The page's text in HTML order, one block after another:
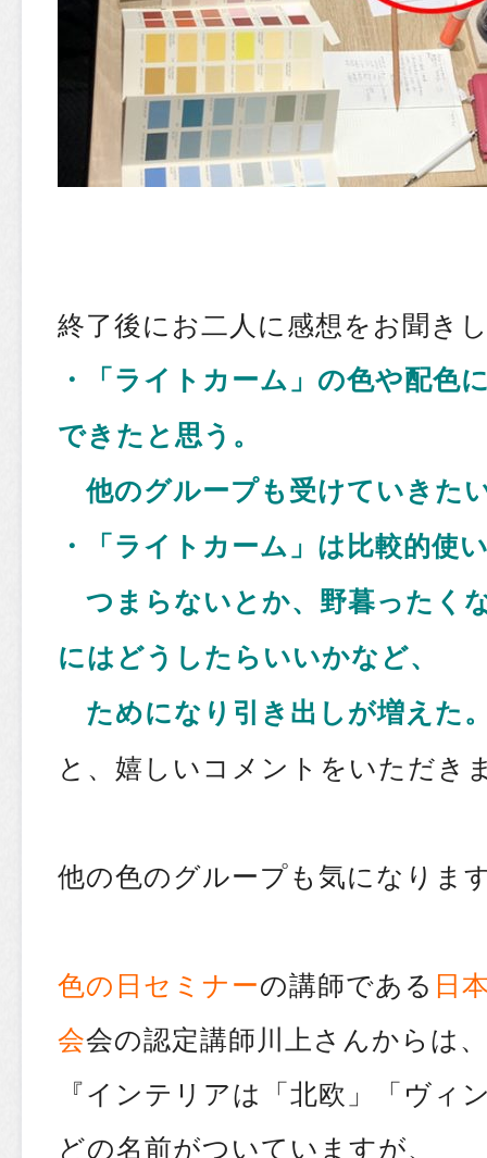
終了後にお二人に感想をお聞き
・「ライトカーム」の色や配色
できたと思う。
他のグループも受けていきた
・「ライトカーム」は比較的使
つまらないとか、野暮ったく
にはどうしたらいいかなど、
ためになり引き出しが増えた
と、嬉しいコメントをいただき
他の色のグループも気になりま
色の日セミナーの講師である 日
会会の認定講師川上さんからは、
『インテリアは「北欧」「ヴィ
どの名前がついていますが、